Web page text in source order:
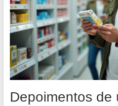
Depoimentos de